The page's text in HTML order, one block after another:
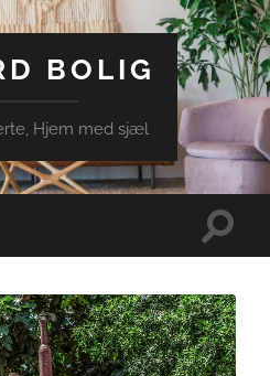
BOLIG
Hjem med sjæl
Toggle